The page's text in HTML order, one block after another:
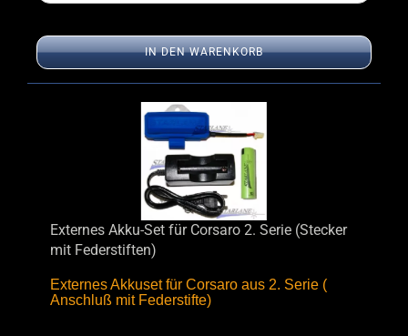
IN DEN WARENKORB
Externes Akku-Set für Corsaro 2. Serie (Stecker
mit Federstiften)
Externes Akkuset für Corsaro aus 2. Serie (
Anschluß mit Federstifte)